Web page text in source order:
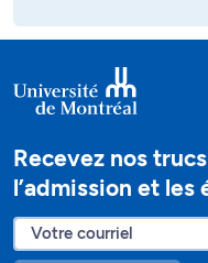
Recevez nos
l’admission et les